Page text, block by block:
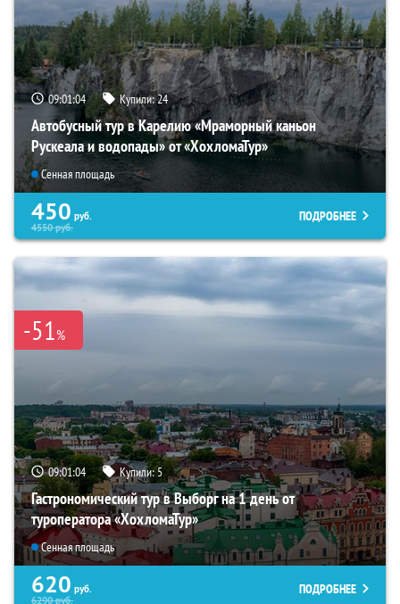
09:01:02 Купили:24
Автобусный тур в Карелию «Мраморный каньон
Рускеала и водопады» от «ХохломаТур»
Сенная площадь
450 руб.
4550руб.
ПОДРОБНЕЕ
-51%
09:01:02 Купили:5
Гастрономический тур в Выборг на 1 день от
туроператора «ХохломаТур»
Сенная площадь
620 руб.
6290руб.
ПОДРОБНЕЕ